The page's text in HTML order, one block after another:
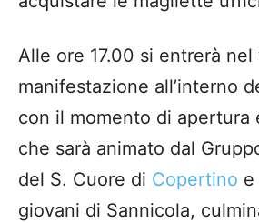
Alle ore 17.00 si entrerà
manifestazione all’interno
con il momento di apertura
che sarà animato dal
del S. Cuore di Copertino e
giovani di Sannicola,